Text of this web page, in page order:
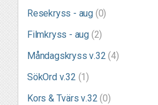
Resekryss - aug (0)
Filmkryss - aug (2)
Måndagskryss v.32(4)
SökOrd v.32 (1)
Kors & Tvärs v.32(0)